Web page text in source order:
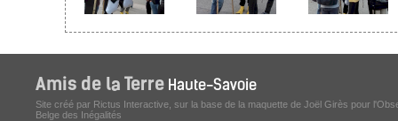
Site créé par Rictus Interactive, sur la base de la maquette de Joël Girès pour
Belge des Inégalités